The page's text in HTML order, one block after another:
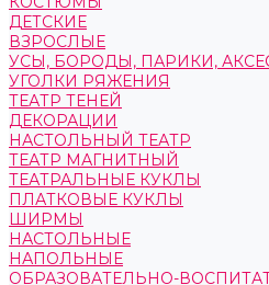
ДЕТСКИЕ
ВЗРОСЛЫЕ
УСЫ, БОРОДЫ, ПАРИКИ,
УГОЛКИ РЯЖЕНИЯ
ТЕАТР ТЕНЕЙ
ДЕКОРАЦИИ
НАСТОЛЬНЫЙ ТЕАТР
ТЕАТР МАГНИТНЫЙ
ТЕАТРАЛЬНЫЕ КУКЛЫ
ПЛАТКОВЫЕ КУКЛЫ
ШИРМЫ
НАСТОЛЬНЫЕ
НАПОЛЬНЫЕ
ОБРАЗОВАТЕЛЬНО-